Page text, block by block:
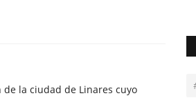
la ciudad de Linares cuyo